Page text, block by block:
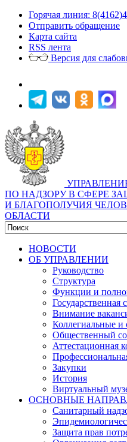
Горячая линия:
Отправить обращение
Карта сайта
RSS лента
Версия для
ПО НАДЗОРУ В СФЕРЕ
И БЛАГОПОЛУЧИЯ
ОБЛАСТИ
НОВОСТИ
ОБ УПРАВЛЕНИИ
Руководство
Структура
Функции и
Государственная
Внимание
Коллегиальные и
Общественный
Аттестационная
Закупки
История
Виртуальный
ОСНОВНЫЕ
Санитарный
Защита прав